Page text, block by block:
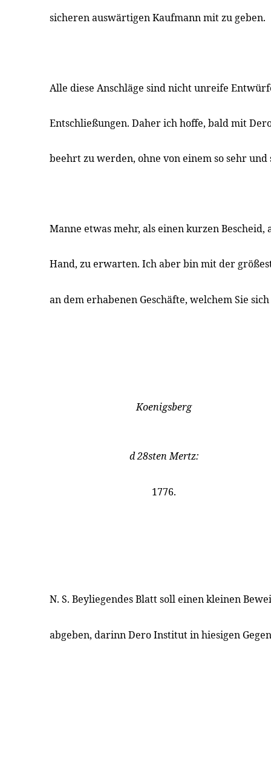
sicheren auswärtigen Kaufmann mit zu geben.
Alle diese Anschläge sind nicht unreife
Entschließungen. Daher ich hoffe, bald mit
beehrt zu werden, ohne von einem so sehr
Manne etwas mehr, als einen kurzen
Hand, zu erwarten. Ich aber bin mit der
an dem erhabenen Geschäfte, welchem Sie
Koenigsberg
d 28sten Mertz:
1776.
N. S. Beyliegendes Blatt soll einen kleinen
abgeben, darinn Dero Institut in hiesigen